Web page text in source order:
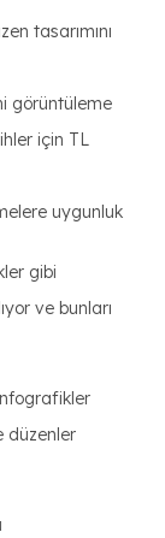
tasarımını
görüntüleme
için TL
uygunluk
gibi
ve bunları
düzenler